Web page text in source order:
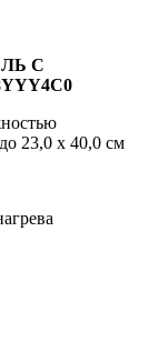
С
23,0 х 40,0 см